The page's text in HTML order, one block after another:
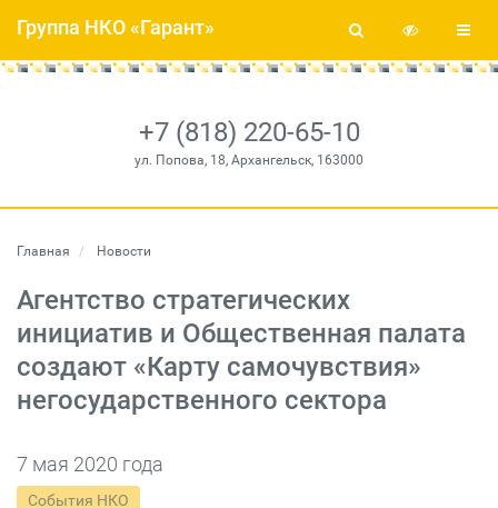
+7 (818) 220-65-10
ул. Попова, 18, Архангельск, 163000
Группа НКО «Гарант»
Главная Новости
Агентство стратегических
инициатив и Общественная палата
создают «Карту самочувствия»
негосударственного сектора
7 мая 2020 года
События НКО